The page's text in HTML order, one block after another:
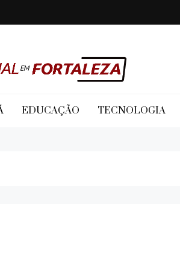
em Fortaleza
EDUCAÇÃO TECNOLOGIA